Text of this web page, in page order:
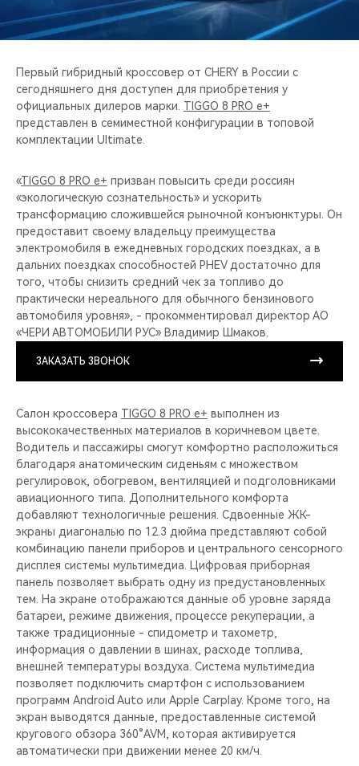
CHERY И СПОРТ
ВИДЕООБЗОРЫ
Первый гибридный кроссовер от CHERY в России с
сегодняшнего дня доступен для приобретения у
официальных дилеров марки. TIGGO 8 PRO e+
представлен в семиместной конфигурации в топовой
комплектации Ultimate.
«TIGGO 8 PRO e+ призван повысить среди россиян
«экологическую сознательность» и ускорить
трансформацию сложившейся рыночной конъюнктуры. Он
предоставит своему владельцу преимущества
электромобиля в ежедневных городских поездках, а в
дальних поездках способностей PHEV достаточно для
того, чтобы снизить средний чек за топливо до
практически нереального для обычного бензинового
автомобиля уровня», - прокомментировал директор АО
«ЧЕРИ АВТОМОБИЛИ РУС» Владимир Шмаков.
ЗАКАЗАТЬ ЗВОНОК
Салон кроссовера TIGGO 8 PRO e+ выполнен из
высококачественных материалов в коричневом цвете.
Водитель и пассажиры смогут комфортно расположиться
благодаря анатомическим сиденьям с множеством
регулировок, обогревом, вентиляцией и подголовниками
авиационного типа. Дополнительного комфорта
добавляют технологичные решения. Сдвоенные ЖК-
экраны диагональю по 12.3 дюйма представляют собой
комбинацию панели приборов и центрального сенсорного
дисплея системы мультимедиа. Цифровая приборная
панель позволяет выбрать одну из предустановленных
тем. На экране отображаются данные об уровне заряда
батареи, режиме движения, процессе рекуперации, а
также традиционные - спидометр и тахометр,
информация о давлении в шинах, расходе топлива,
внешней температуры воздуха. Система мультимедиа
позволяет подключить смартфон с использованием
программ Android Auto или Apple Carplay. Кроме того, на
экран выводятся данные, предоставленные системой
кругового обзора 360°AVM, которая активируется
автоматически при движении менее 20 км/ч.